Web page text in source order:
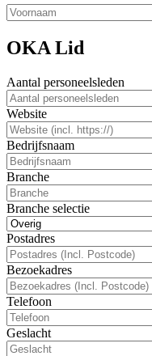
OKA Lid
Aantal personeelsleden
Website
Bedrijfsnaam
Branche
Branche selectie
Postadres
Bezoekadres
Telefoon
Geslacht